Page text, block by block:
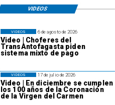
VIDEOS
6 de agosto de 2026
Video | Choferes del
TransAntofagasta piden
sistema mixto de pago
VIDEOS
17 de julio de 2026
Video | En diciembre se cumplen
los 100 años de la Coronación
de la Virgen del Carmen
VIDEOS